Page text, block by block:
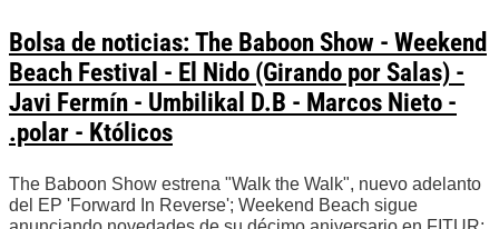
Bolsa de noticias: The Baboon Show - Weekend
Beach Festival - El Nido (Girando por Salas) -
Javi Fermín - Umbilikal D.B - Marcos Nieto -
.polar - Któlicos
The Baboon Show estrena "Walk the Walk", nuevo adelanto
del EP 'Forward In Reverse'; Weekend Beach sigue